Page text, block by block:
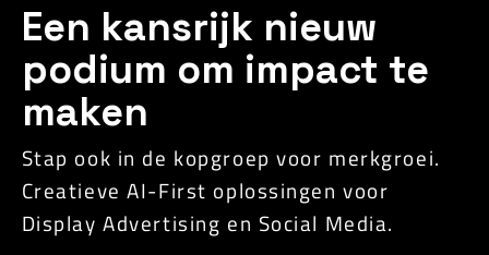
Een kansrijk nieuw
podium om impact te
maken
Stap ook in de kopgroep voor merkgroei.
Creatieve AI-First oplossingen voor
Display Advertising en Social Media.